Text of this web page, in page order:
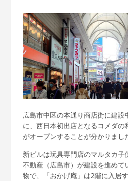
広島市中区の本通り商店街に建設
に、西日本初出店となるコメダの
がオープンすることが分かりまし
新ビルは玩具専門店のマルタカ子
不動産（広島市）が建設を進めて
物で、「おかげ庵」は2階に入居す